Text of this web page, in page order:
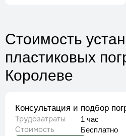
Стоимость
пластиковых
Королеве
Консультация и подбор
Трудозатраты 1 час
Стоимость Бесплатно